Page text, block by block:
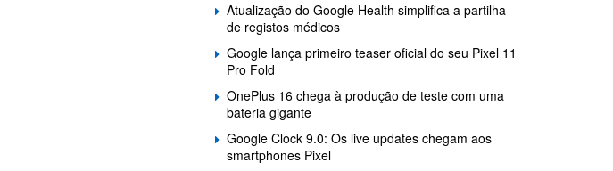
Atualização do Google Health simplifica a partilha
de registos médicos
Google lança primeiro teaser oficial do seu Pixel 11
Pro Fold
OnePlus 16 chega à produção de teste com uma
bateria gigante
Google Clock 9.0: Os live updates chegam aos
smartphones Pixel